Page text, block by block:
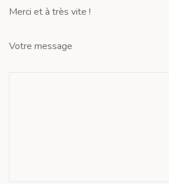
Merci et à très vite !
Votre message